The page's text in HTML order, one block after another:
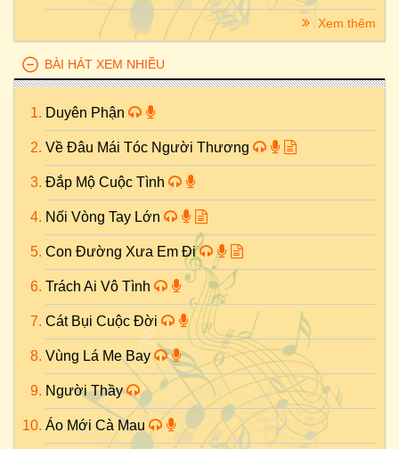
Xem thêm
BÀI HÁT XEM NHIỀU
Duyên Phận
Về Đâu Mái Tóc Người Thương
Đắp Mộ Cuộc Tình
Nối Vòng Tay Lớn
Con Đường Xưa Em Đi
Trách Ai Vô Tình
Cát Bụi Cuộc Đời
Vùng Lá Me Bay
Người Thầy
Áo Mới Cà Mau